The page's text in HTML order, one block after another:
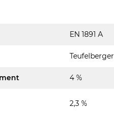
EN 1891 A
Teufelberger
4 %
2,3 %